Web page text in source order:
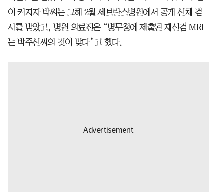
이 커지자 박씨는 그해 2월 세브란스병원에서 공개 신체 검
사를 받았고, 병원 의료진은 “병무청에 제출된 재신검 MRI
는 박주신씨의 것이 맞다”고 했다.